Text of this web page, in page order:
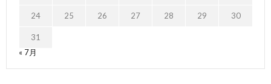
24 25 26 27 28 29 30
31
« 7月